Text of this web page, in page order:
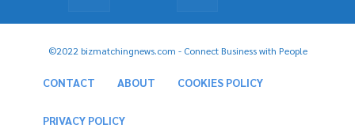
©2022 bizmatchingnews.com - Connect Business with People
CONTACT ABOUT COOKIES POLICY
PRIVACY POLICY